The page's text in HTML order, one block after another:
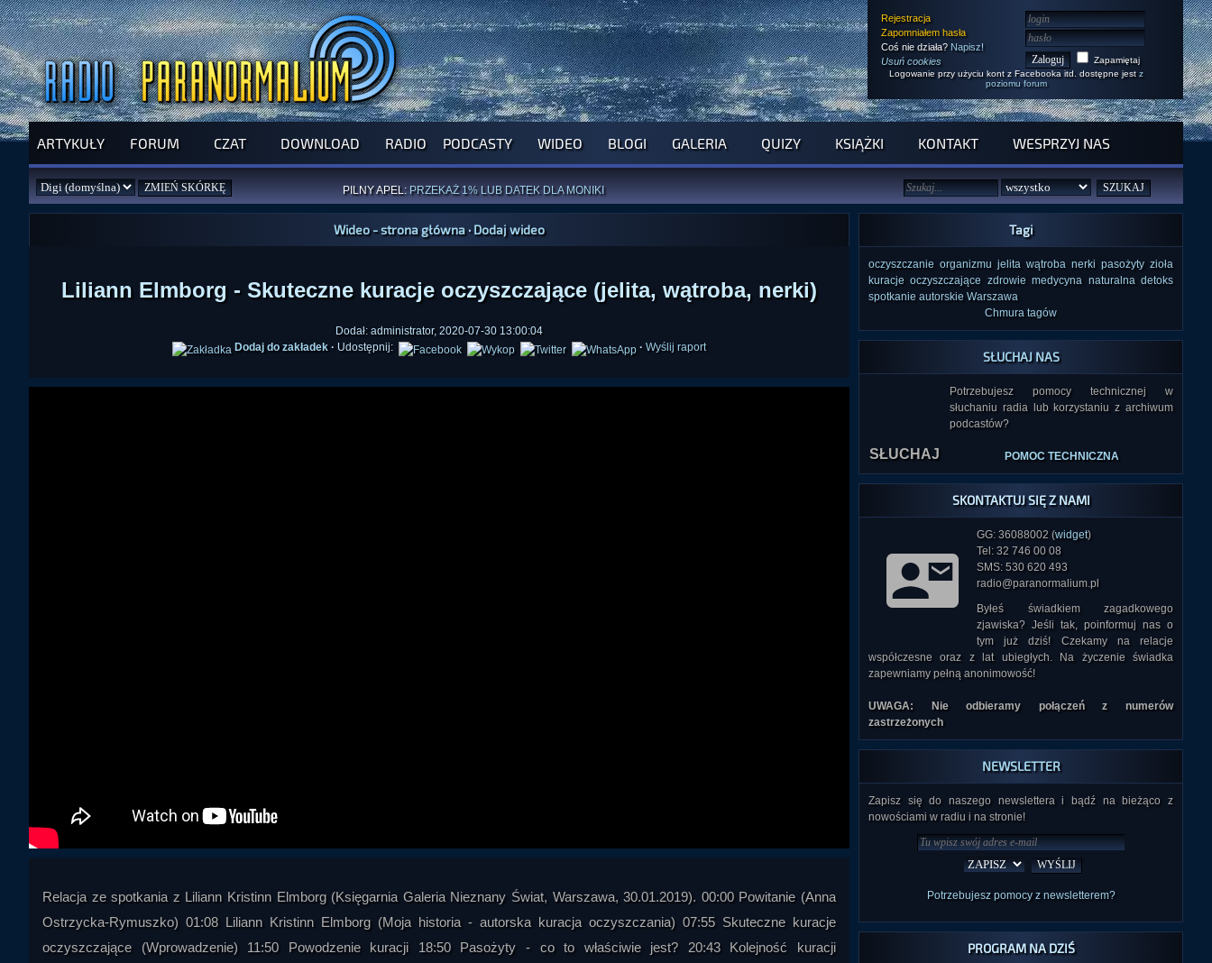
Rejestracja
Zapomniałem hasła
Coś nie działa? Napisz!
Usuń cookies
Zapamiętaj
Logowanie przy użyciu kont z Facebooka itd. dostępne jest z
poziomu forum
ARTYKUŁY FORUM CZAT DOWNLOAD RADIO PODCASTY WIDEO BLOGI GALERIA QUIZY KSIĄŻKI KONTAKT WESPRZYJ NAS
SPRAWDŹ PROGRAM NA NAJBLIŻSZY TYDZIEŃ
PILNY APEL: PRZEKAŻ 1% LUB DATEK DLA MONIKI
ZAŁOŻ
PARANORMALNEGO BLOGAI POCZUJ SIĘ JAK REDAKTOR
Wideo - strona główna·Dodaj wideo
Liliann Elmborg - Skuteczne kuracje oczyszczające (jelita, wątroba, nerki)
Dodał: administrator, 2020-07-30 13:00:04
Dodaj do zakładek · Udostępnij: · Wyślij raport
Relacja ze spotkania z Liliann Kristinn Elmborg (Księgarnia Galeria Nieznany Świat, Warszawa, 30.01.2019). 00:00 Powitanie (Anna
Ostrzycka-Rymuszko) 01:08 Liliann Kristinn Elmborg (Moja historia - autorska kuracja oczyszczania) 07:55 Skuteczne kuracje
oczyszczające (Wprowadzenie) 11:50 Powodzenie kuracji 18:50 Pasożyty - co to właściwie jest? 20:43 Kolejność kuracji
Tagi
oczyszczanie organizmu jelita wątroba nerki pasożyty zioła
kuracje oczyszczające zdrowie medycyna naturalna detoks
spotkanie autorskie Warszawa
Chmura tagów
SŁUCHAJ NAS
SŁUCHAJ
Potrzebujesz pomocy technicznej w
słuchaniu radia lub korzystaniu z archiwum
podcastów?
POMOC TECHNICZNA
SKONTAKTUJ SIĘ Z NAMI
GG: 36088002 (widget)
Tel: 32 746 00 08
SMS: 530 620 493
radio@paranormalium.pl
Byłeś świadkiem zagadkowego
zjawiska? Jeśli tak, poinformuj nas o
tym już dziś! Czekamy na relacje
współczesne oraz z lat ubiegłych. Na życzenie świadka
zapewniamy pełną anonimowość!
UWAGA: Nie odbieramy połączeń z numerów
zastrzeżonych
NEWSLETTER
Zapisz się do naszego newslettera i bądź na bieżąco z
nowościami w radiu i na stronie!
Potrzebujesz pomocy z newsletterem?
PROGRAM NA DZIŚ